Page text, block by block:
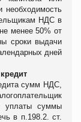
необходимость
НДС в
менее 50% от
сроки выдачи
дней
сумм НДС,
уплаты суммы
в п.198.2. ст.